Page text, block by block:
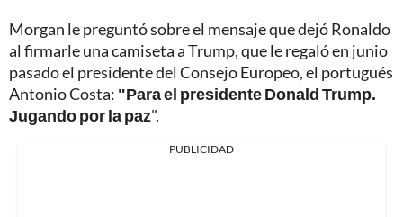
Morgan le preguntó sobre el mensaje que dejó Ronaldo
al firmarle una camiseta a Trump, que le regaló en junio
pasado el presidente del Consejo Europeo, el portugués
Antonio Costa: "Para el presidente Donald Trump.
Jugando por la paz".
PUBLICIDAD